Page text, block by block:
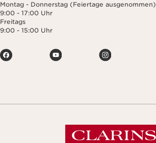
Montag - Donnerstag (Feiertage ausgenommen)
9:00 - 17:00 Uhr
Freitags
9:00 - 15:00 Uhr